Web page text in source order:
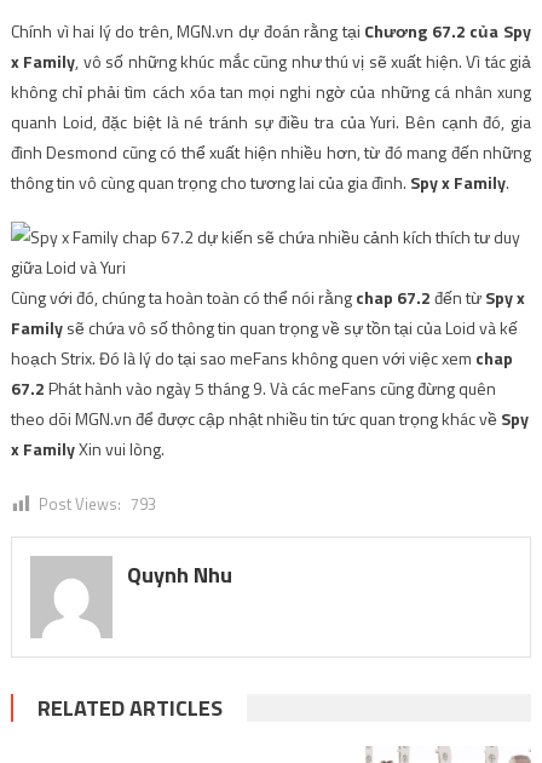
Chính vì hai lý do trên, MGN.vn dự đoán rằng tại Chương 67.2 của Spy
x Family, vô số những khúc mắc cũng như thú vị sẽ xuất hiện. Vì tác giả
không chỉ phải tìm cách xóa tan mọi nghi ngờ của những cá nhân xung
quanh Loid, đặc biệt là né tránh sự điều tra của Yuri. Bên cạnh đó, gia
đình Desmond cũng có thể xuất hiện nhiều hơn, từ đó mang đến những
thông tin vô cùng quan trọng cho tương lai của gia đình. Spy x Family.
Cùng với đó, chúng ta hoàn toàn có thể nói rằngchap 67.2đến từSpy x
Familysẽ chứa vô số thông tin quan trọng về sự tồn tại của Loid và kế
hoạch Strix. Đó là lý do tại sao meFans không quen với việc xem chap
67.2Phát hành vào ngày 5 tháng 9. Và các meFans cũng đừng quên
theo dõi MGN.vn để được cập nhật nhiều tin tức quan trọng khác vềSpy
x FamilyXin vui lòng.
Post Views: 793
Quynh Nhu
RELATED ARTICLES